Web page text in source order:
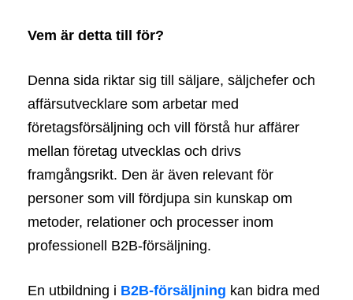
Vem är detta till för?
Denna sida riktar sig till säljare, säljchefer och
affärsutvecklare som arbetar med
företagsförsäljning och vill förstå hur affärer
mellan företag utvecklas och drivs
framgångsrikt. Den är även relevant för
personer som vill fördjupa sin kunskap om
metoder, relationer och processer inom
professionell B2B-försäljning.
En utbildning i B2B-försäljning kan bidra med